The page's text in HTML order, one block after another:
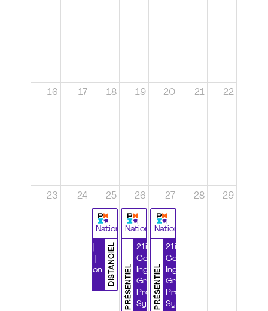
16 17 18 19 20 21 22
23 24 25
National
DISTANCIEL
Certification
26
National
PRÉSENTIEL
21ième
Congrès
Ingénierie
Grands
Projets et
Systèmes
27
National
PRÉSENTIEL
21ième
Congrès
Ingénierie
Grands
Projets et
Systèmes
28 29